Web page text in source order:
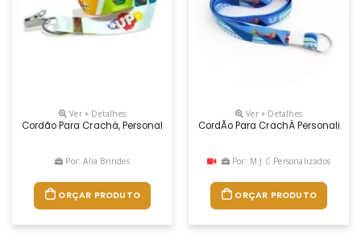
Ver + Detalhes
Cordão Para Crachá, Personalização Em Impressão Digital. Tamanho
Por: Alia Brindes
ORÇAR PRODUTO
Ver + Detalhes
CordÃo Para CrachÁ
Por: M J C Personalizados
ORÇAR PRODUTO